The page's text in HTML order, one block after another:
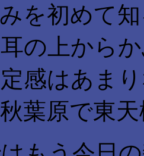
を初めて
の上から
感はあま
葉原で東天